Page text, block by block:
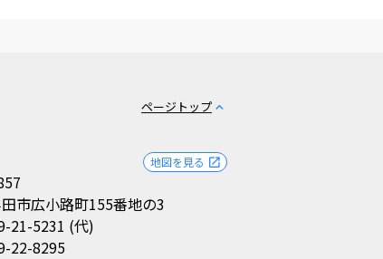
ページトップ expand_less
市広小路町155番地の3
地図を見る open_in_new
21-5231 (代)
22-8295